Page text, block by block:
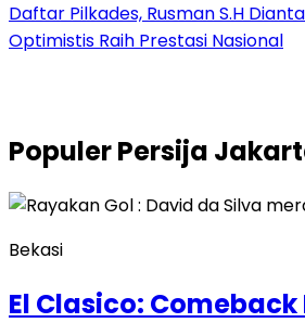
Daftar Pilkades, Rusman S.H
Optimistis Raih Prestasi Nasional
PopulerPersija
Bekasi
El Clasico: